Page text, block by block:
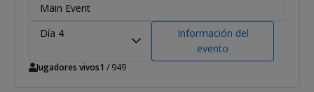
Main Event
Día 4
Información del
evento
Jugadores vivos1 / 949